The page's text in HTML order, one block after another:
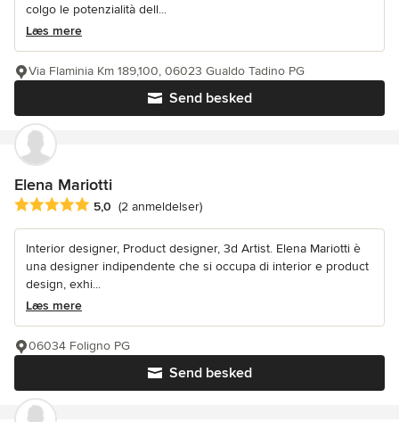
colgo le potenzialità dell...
Læs mere
Send besked
Via Flaminia Km 189,100, 06023 Gualdo Tadino PG
Elena Mariotti
Gennemsnitlig bedømmelse: 5 ud af 5 stjerner
5,0 (2 anmeldelser)
Interior designer, Product designer, 3d Artist. Elena Mariotti è
una designer indipendente che si occupa di interior e product
design, exhi...
Læs mere
Send besked
06034 Foligno PG